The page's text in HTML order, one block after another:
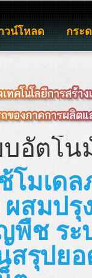
วน์โหลด กระ
บอัตโน
มเดล
สมปรุ
พืช ระ
สรุป